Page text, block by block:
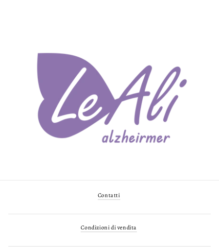
Contatti
Condizioni di vendita